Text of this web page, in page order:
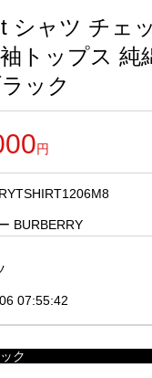
シャツ チェ
トップス 純
ック
円
BURBERRY
07:55:42